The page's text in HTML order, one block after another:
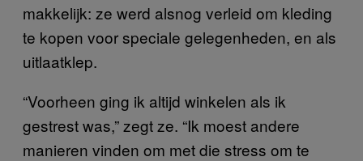
makkelijk: ze werd alsnog verleid om kleding
te kopen voor speciale gelegenheden, en als
uitlaatklep.
“Voorheen ging ik altijd winkelen als ik
gestrest was,” zegt ze. “Ik moest andere
manieren vinden om met die stress om te